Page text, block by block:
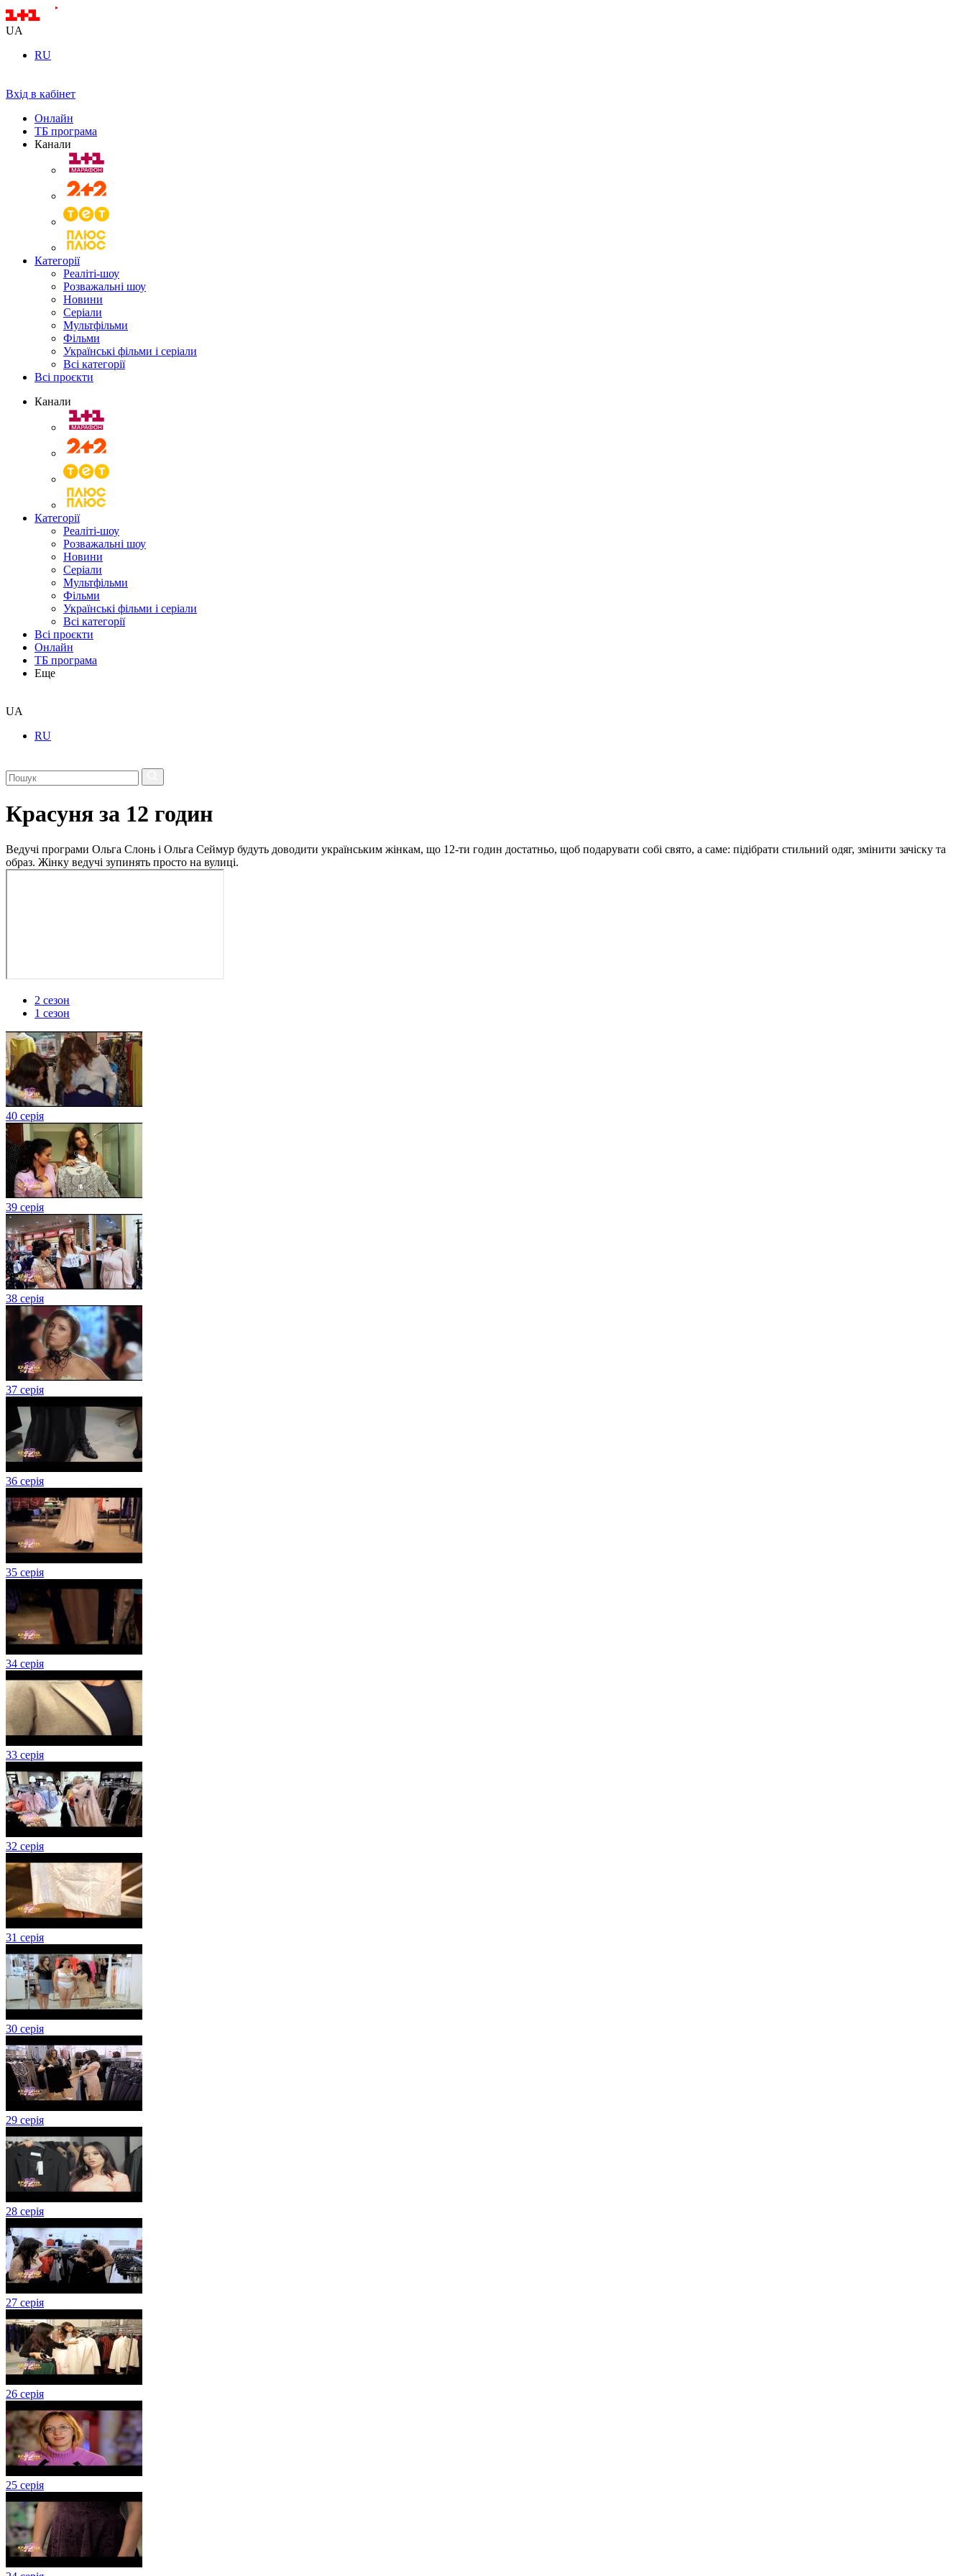
UA
RU
Вхід в кабінет
Онлайн
ТБ програма
Канали
Категорії
Реаліті-шоу
Розважальні шоу
Новини
Серіали
Мультфільми
Фільми
Українські фільми і серіали
Всі категорії
Всі проєкти
Канали
Категорії
Реаліті-шоу
Розважальні шоу
Новини
Серіали
Мультфільми
Фільми
Українські фільми і серіали
Всі категорії
Всі проєкти
Онлайн
ТБ програма
Еще
UA
RU
Красуня за 12 годин
Ведучі програми Ольга Слонь і Ольга Сеймур будуть доводити українським жінкам, що 12-ти годин достатньо, щоб подарувати собі свято, а саме: підібрати стильний одяг, змінити зачіску та
образ. Жінку ведучі зупинять просто на вулиці.
2 сезон
1 сезон
40 серія
39 серія
38 серія
37 серія
36 серія
35 серія
34 серія
33 серія
32 серія
31 серія
30 серія
29 серія
28 серія
27 серія
26 серія
25 серія